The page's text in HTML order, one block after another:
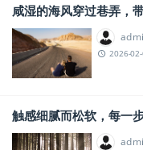
咸湿的海风穿过巷弄，
2026-
触感细腻而松软，每一